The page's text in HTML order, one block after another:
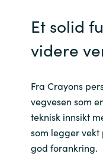
Et solid
videre
Fra Crayons
vegvesen som
teknisk innsikt
som legger
god forankring.